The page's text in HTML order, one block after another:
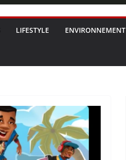
LIFESTYLE ENVIRONNEMENT